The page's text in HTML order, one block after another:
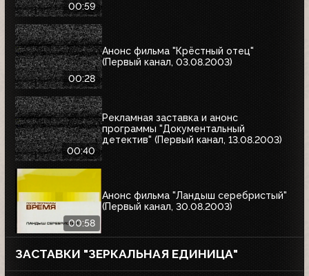
00:59
00:28
Анонс фильма "Крёстный отец"
(Первый канал, 03.08.2003)
00:40
Рекламная заставка и анонс
программы "Документальный
детектив" (Первый канал, 13.08.2003)
00:58
Анонс фильма "Ландыш серебристый"
(Первый канал, 30.08.2003)
ЗАСТАВКИ "ЗЕРКАЛЬНАЯ ЕДИНИЦА"